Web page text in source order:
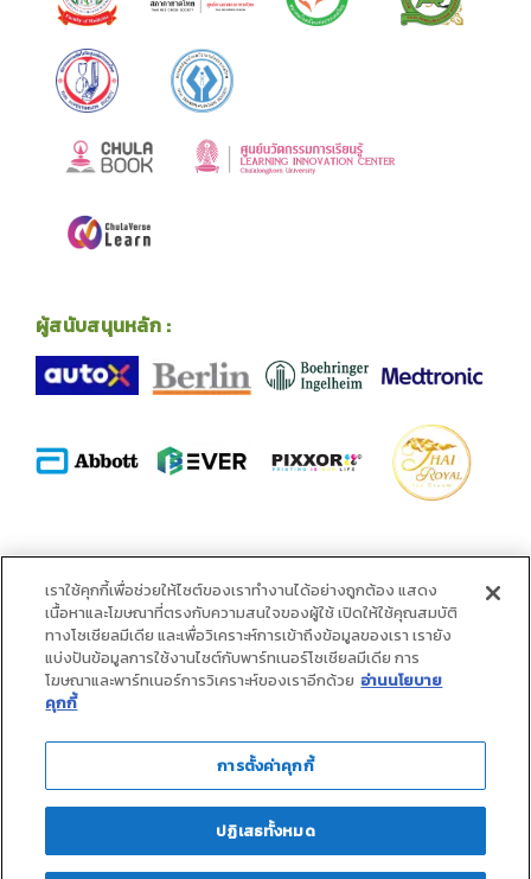
ผู้สนับสนุนหลัก :
พันธมิตร :
เราใช้คุกกี้เพื่อช่วยให้ไซต์ของเราทำงานได้อย่างถูกต้อง แสดง
เนื้อหาและโฆษณาที่ตรงกับความสนใจของผู้ใช้ เปิดให้ใช้คุณสมบัติ
ทางโซเชียลมีเดีย และเพื่อวิเคราะห์การเข้าถึงข้อมูลของเรา เรายัง
แบ่งปันข้อมูลการใช้งานไซต์กับพาร์ทเนอร์โซเชียลมีเดีย การ
โฆษณาและพาร์ทเนอร์การวิเคราะห์ของเราอีกด้วย อ่านนโยบาย
คุกกี้
การตั้งค่าคุกกี้
ปฏิเสธทั้งหมด